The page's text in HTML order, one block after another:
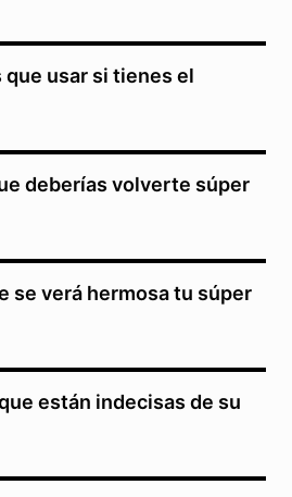
usar si tienes el
deberías volverte súper
se verá hermosa tu súper
están indecisas de su